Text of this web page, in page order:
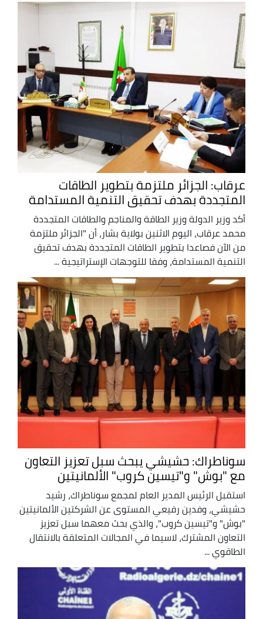
عرقاب: الجزائر ملتزمة بتطوير الطاقات
المتجددة بهدف تحقيق التنمية المستدامة
أكد وزير الدولة وزير الطاقة والمناجم والطاقات المتجددة
محمد عرقاب، اليوم الاثنين بولاية بشار، أن "الجزائر ملتزمة
من الآن فصاعدا بتطوير الطاقات المتجددة بهدف تحقيق
التنمية المستدامة، وفقا للتوجهات الإستراتيجية ...
سوناطراك: حشيشي يبحث سبل تعزيز التعاون
مع "بوش" و"تيسين كروب" الألمانيتين
استقبل الرئيس المدير العام لمجمع سوناطراك، رشيد
حشيشي، وفدين رفيعي المستوى عن الشركتين الألمانيتين
"بوش" و"تيسين كروب"، والذي بحث معهما سبل تعزيز
التعاون المشترك، لاسيما في المجالات المتعلقة بالانتقال
الطاقوي ...